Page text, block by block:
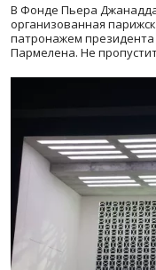
В Фонде Пьера
организованная
патронажем
Пармелена. Не